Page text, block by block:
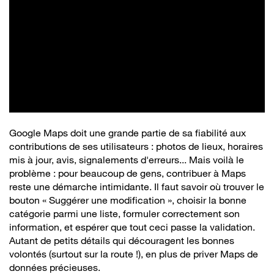
Google Maps doit une grande partie de sa fiabilité aux
contributions de ses utilisateurs : photos de lieux, horaires
mis à jour, avis, signalements d'erreurs... Mais voilà le
problème : pour beaucoup de gens, contribuer à Maps
reste une démarche intimidante. Il faut savoir où trouver le
bouton « Suggérer une modification », choisir la bonne
catégorie parmi une liste, formuler correctement son
information, et espérer que tout ceci passe la validation.
Autant de petits détails qui découragent les bonnes
volontés (surtout sur la route !), en plus de priver Maps de
données précieuses.